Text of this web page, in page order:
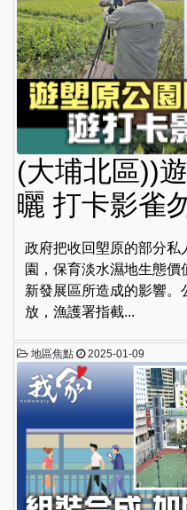
(大埔北區))
曬 打卡影雀
政府把收回塱原的部分私
園，保育淡水濕地生態
新發展區所造成的影響。
放，漁護署指截...
地區焦點 2025-01-09